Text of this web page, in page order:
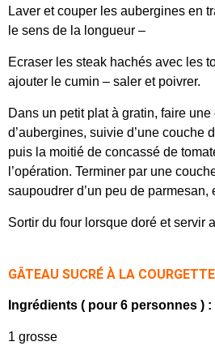
Laver et couper les aubergines en
le sens de la longueur –
Ecraser les steak hachés avec les
ajouter le cumin – saler et poivrer.
Dans un petit plat à gratin, faire
d’aubergines, suivie d’une couche
puis la moitié de concassé de
l’opération. Terminer par une
saupoudrer d’un peu de parmesan,
Sortir du four lorsque doré et servir
GÂTEAU SUCRÉ À LA COURGETTE
Ingrédients ( pour 6 personnes ) :
1 grosse